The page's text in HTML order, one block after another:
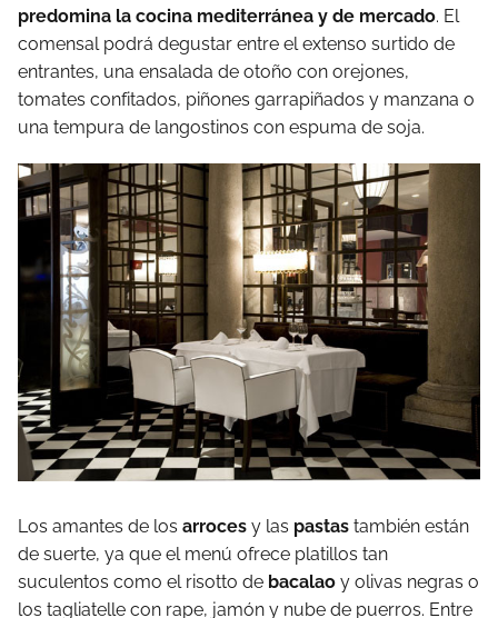
predomina la cocina mediterránea y de mercado. El
comensal podrá degustar entre el extenso surtido de
entrantes, una ensalada de otoño con orejones,
tomates confitados, piñones garrapiñados y manzana o
una tempura de langostinos con espuma de soja.
Los amantes de los arroces y las pastas también están
de suerte, ya que el menú ofrece platillos tan
suculentos como el risotto de bacalao y olivas negras o
los tagliatelle con rape, jamón y nube de puerros. Entre